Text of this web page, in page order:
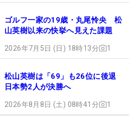
ゴルフ一家の19歳・丸尾怜央 松
山英樹以来の快挙へ見えた課題
2026年7月5日 (日) 18時13分 1
松山英樹は「69」も26位に後退
日本勢2人が決勝へ
2026年8月8日 (土) 08時41分 1